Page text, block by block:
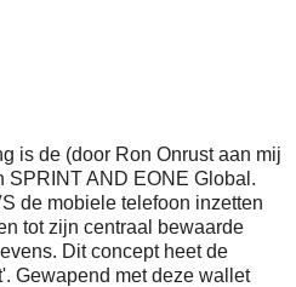
is de (door Ron Onrust aan mij
SPRINT AND EONE Global.
de mobiele telefoon inzetten
tot zijn centraal bewaarde
Dit concept heet de
Gewapend met deze wallet